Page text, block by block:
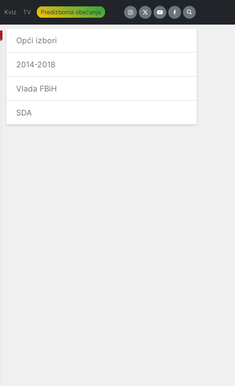
Kviz TV Predizborna obećanja
Opći izbori
2014-2018
Vlada FBiH
SDA